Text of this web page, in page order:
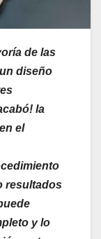
de las
diseño
la
el
resultados
y lo